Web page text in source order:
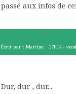
passé aux infos de
Écrit par : Martine 17h14 -
Dur, dur , dur...